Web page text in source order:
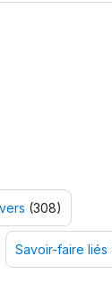
(308)
Savoir-faire liés